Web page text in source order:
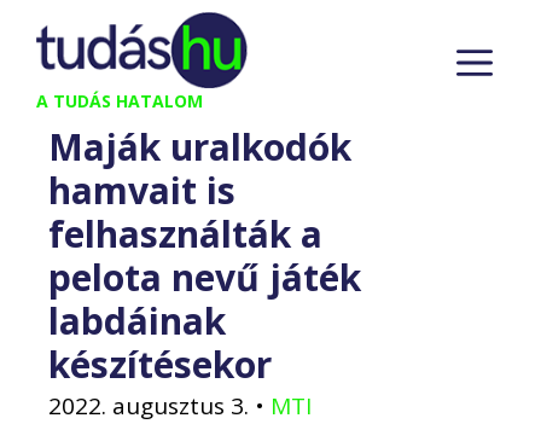
Kilépés
tartalomba
A TUDÁS HATALOM
Maják uralkodók
hamvait is
felhasználták a
pelota nevű játék
labdáinak
készítésekor
2022. augusztus 3. • MTI